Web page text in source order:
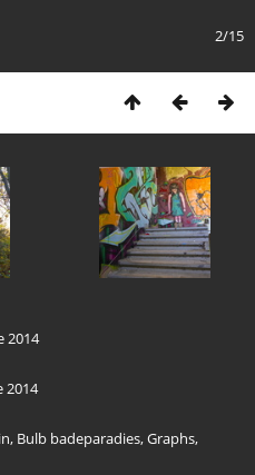
2/15
2014
2014
, Bulb badeparadies,Graphs,